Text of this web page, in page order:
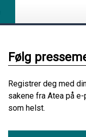
Følg
Registrer deg med
sakene fra Atea på
som helst.